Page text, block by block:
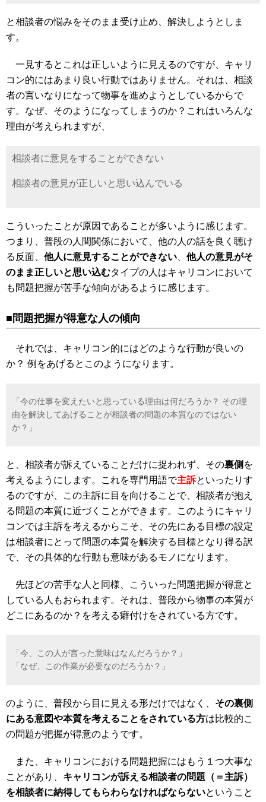
と相談者の悩みをそのまま受け止め、解決しようとしま
す。
一見するとこれは正しいように見えるのですが、キャリ
コン的にはあまり良い行動ではありません。それは、相談
者の言いなりになって物事を進めようとしているからで
す。なぜ、そのようになってしまうのか？これはいろんな
理由が考えられますが、
相談者に意見をすることができない
相談者の意見が正しいと思い込んでいる
こういったことが原因であることが多いように感じます。
つまり、普段の人間関係において、他の人の話を良く聴け
る反面、 他人に意見することができない
他人の意見がそ
のまま正しいと思い込むタイプの人はキャリコンにおいて
も問題把握が苦手な傾向があるように感じます。
■問題把握が得意な人の傾向
それでは、キャリコン的にはどのような行動が良いの
か？ 例をあげるとこのようになります。
「今の仕事を変えたいと思っている理由は何だろうか？ その理
由を解決してあげることが相談者の問題の本質なのではない
か？」
と、相談者が訴えていることだけに捉われず、その裏側 を
考えるようにします。これを専門用語で主訴といったりす
るのですが、この主訴に目を向けることで、相談者が抱え
る問題の本質に近づくことができます。このようにキャリ
コンでは主訴を考えるからこそ、その先にある目標の設定
は相談者にとって問題の本質を解決する目標となり得る訳
で、その具体的な行動も意味があるモノになります。
先ほどの苦手な人と同様、こういった問題把握が得意と
している人もおられます。それは、普段から物事の本質が
どこにあるのか？を考える癖付けをされている方です。
「今、この人が言った意味はなんだろうか？」
「なぜ、この作業が必要なのだろうか？」
のように、普段から目に見える形だけではなく、 その裏側
にある意図や本質を考えることをされている方は比較的こ
の問題が把握が得意のようです。
また、キャリコンにおける問題把握にはもう１つ大事な
ことがあり、 キャリコンが訴える相談者の問題（＝主訴）
を相談者に納得してもらわらなければならないということ